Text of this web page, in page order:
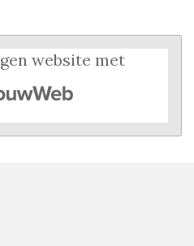
website met